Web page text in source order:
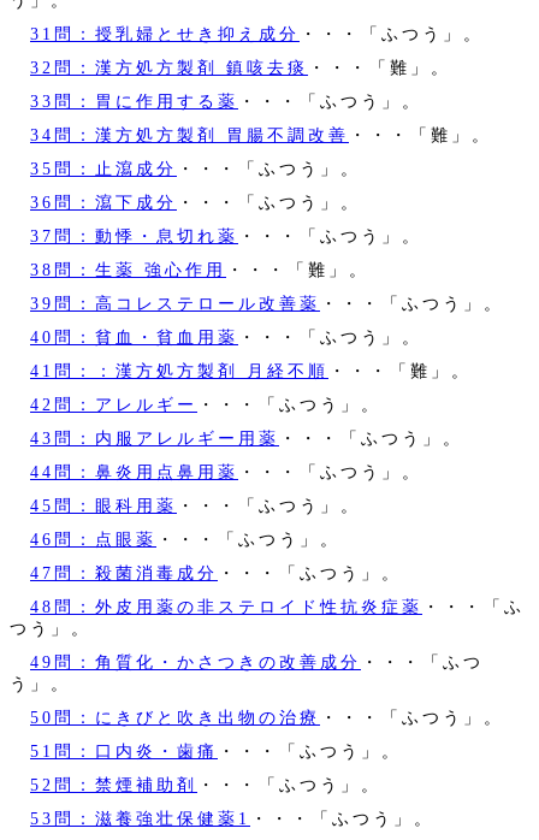
31問：授乳婦とせき抑え成分 ・・・「ふつう」。
32問：漢方処方製剤 鎮咳去痰
・・・「難」。
33問：胃に作用する薬 ・・・「ふつう」。
34問：漢方処方製剤 胃腸不調改善 ・・・「難」。
35問：止瀉成分 ・・・「ふつう」。
36問：瀉下成分 ・・・「ふつう」。
37問：動悸・息切れ薬 ・・・「ふつう」。
38問：生薬 強心作用
・・・「難」。
39問：高コレステロール改善薬 ・・・「ふつう」。
40問：貧血・貧血用薬 ・・・「ふつう」。
41問：：漢方処方製剤 月経不順 ・・・「難」。
42問：アレルギー
・・・「ふつう」。
43問：内服アレルギー用薬 ・・・「ふつう」。
44問：鼻炎用点鼻用薬 ・・・「ふつう」。
45問：眼科用薬 ・・・「ふつう」。
46問：点眼薬 ・・・「ふつう」。
47問：殺菌消毒成分 ・・・「ふつう」。
48問：外皮用薬の非ステロイド性抗炎症薬 ・・・「ふ
つう」。
49問：角質化・かさつきの改善成分 ・・・「ふつ
う」。
50問：にきびと吹き出物の治療
・・・「ふつう」。
51問：口内炎・歯痛
・・・「ふつう」。
52問：禁煙補助剤
・・・「ふつう」。
53問：滋養強壮保健薬1
・・・「ふつう」。